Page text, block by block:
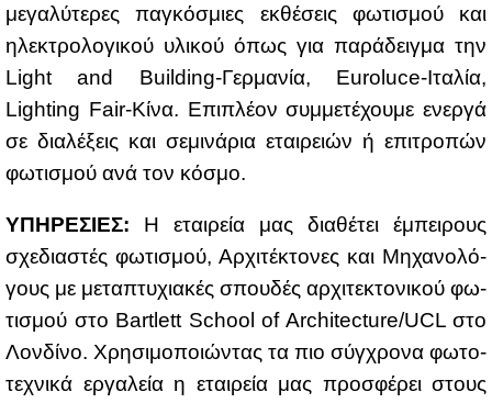
με­γα­λύ­τε­ρες πα­γκό­σμιες εκ­θέ­σεις φω­τι­σμού και
ηλε­κτρο­λο­γι­κού υλι­κού όπως για πα­ρά­δειγ­μα την
Light and Building-Γερ­μα­νία, Euroluce-Ιτα­λία,
Lighting Fair-Κί­να. Επι­πλέ­ον συμ­με­τέ­χου­με ενερ­γά
σε δια­λέ­ξεις και σε­μι­νά­ρια εται­ρειών ή επι­τρο­πών
φω­τι­σμού ανά τον κό­σμο.
ΥΠΗ­ΡΕ­ΣΙΕΣ: Η εται­ρεία μας δια­θέ­τει έμπει­ρους
σχε­δια­στές φω­τι­σμού, Αρ­χι­τέ­κτο­νες και Μη­χα­νο­λό­
γους με με­τα­πτυ­χια­κές σπου­δές αρ­χι­τε­κτο­νι­κού φω­
τι­σμού στο Bartlett School of Architecture/UCL στο
Λον­δί­νο. Xρη­σι­μο­ποιώ­ντας τα πιο σύγ­χρο­να φω­το­
τε­χνι­κά ερ­γα­λεία η εται­ρεία μας προ­σφέ­ρει στους